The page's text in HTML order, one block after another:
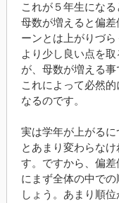
これが５年生になる
母数が増えると偏
ーンとは上がりづ
より少し良い点を
が、母数が増える事
これによって必然
なるのです。
実は学年が上がる
とあまり変わらな
す。ですから、偏
にまず全体の中で
しょう。あまり順